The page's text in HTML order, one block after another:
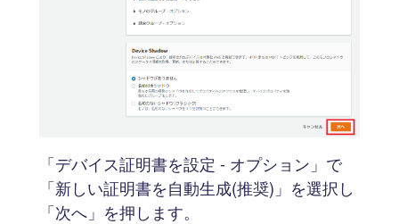
「デバイス証明書を設定 - オプション」で
「新しい証明書を自動生成(推奨)」を選択し
「次へ」を押します。